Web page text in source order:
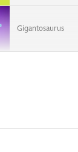
Gigantosaurus